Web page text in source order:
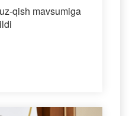
qish mavsumiga